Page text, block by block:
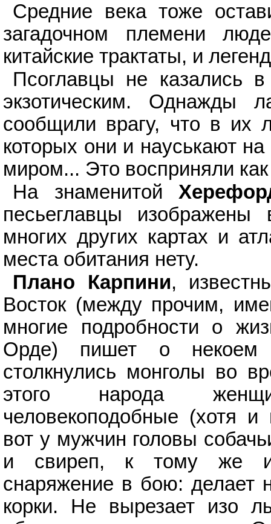
Средние века тоже
загадочном племени
китайские трактаты, и
Псоглавцы не казались
экзотическим. Однажды
сообщили врагу, что в их
которых они и науськают
миром... Это восприняли
На знаменитой
песьеглавцы
многих других картах и
места обитания нету.
Плано Карпини,
Восток (между прочим,
многие подробности о
Орде) пишет о некоем
столкнулись монголы во
этого народа
человекоподобные (хотя
вот у мужчин головы
и свиреп, к тому же
снаряжение в бою: делает
корки. Не вырезает изо